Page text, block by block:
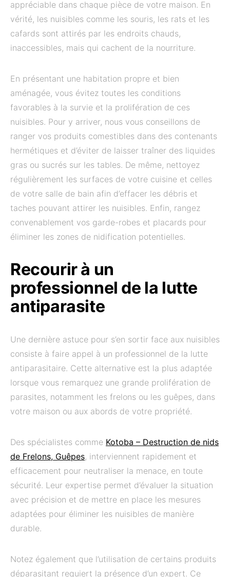
appréciable dans chaque pièce de votre maison. En
vérité, les nuisibles comme les souris, les rats et les
cafards sont attirés par les endroits chauds,
inaccessibles, mais qui cachent de la nourriture.
En présentant une habitation propre et bien
aménagée, vous évitez toutes les conditions
favorables à la survie et la prolifération de ces
nuisibles. Pour y arriver, nous vous conseillons de
ranger vos produits comestibles dans des contenants
hermétiques et d’éviter de laisser traîner des liquides
gras ou sucrés sur les tables. De même, nettoyez
régulièrement les surfaces de votre cuisine et celles
de votre salle de bain afin d’effacer les débris et
taches pouvant attirer les nuisibles. Enfin, rangez
convenablement vos garde-robes et placards pour
éliminer les zones de nidification potentielles.
Recourir à un
professionnel de la lutte
antiparasite
Une dernière astuce pour s’en sortir face aux nuisibles
consiste à faire appel à un professionnel de la lutte
antiparasitaire. Cette alternative est la plus adaptée
lorsque vous remarquez une grande prolifération de
parasites, notamment les frelons ou les guêpes, dans
votre maison ou aux abords de votre propriété.
Des spécialistes comme Kotoba – Destruction de nids
de Frelons, Guêpes, interviennent rapidement et
efficacement pour neutraliser la menace, en toute
sécurité. Leur expertise permet d’évaluer la situation
avec précision et de mettre en place les mesures
adaptées pour éliminer les nuisibles de manière
durable.
Notez également que l’utilisation de certains produits
déparasitant requiert la présence d’un expert. Ce